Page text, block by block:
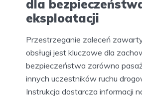
dla
eksploatacji
Przestrzeganie zaleceń
obsługi jest kluczowe dla
bezpieczeństwa zarówno
innych uczestników ruchu
Instrukcja dostarcza informacji